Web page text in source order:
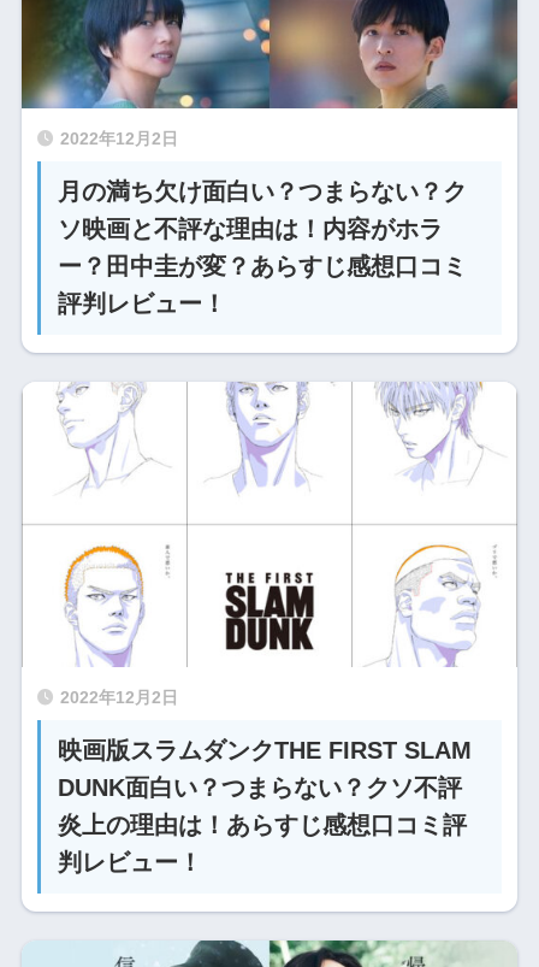
2022年12月2日
月の満ち欠け面白い？つまらない？ク
ソ映画と不評な理由は！内容がホラ
ー？田中圭が変？あらすじ感想口コミ
評判レビュー！
2022年12月2日
映画版スラムダンクTHE FIRST SLAM
DUNK面白い？つまらない？クソ不評
炎上の理由は！あらすじ感想口コミ評
判レビュー！